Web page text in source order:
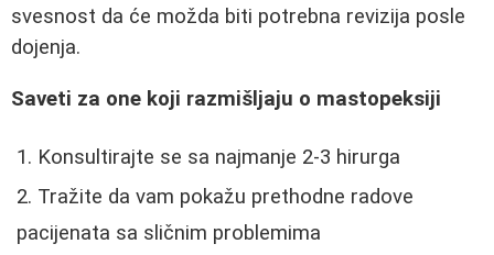
svesnost da će možda biti potrebna revizija posle
dojenja.
Saveti za one koji razmišljaju o mastopeksiji
Konsultirajte se sa najmanje 2-3 hirurga
Tražite da vam pokažu prethodne radove
pacijenata sa sličnim problemima